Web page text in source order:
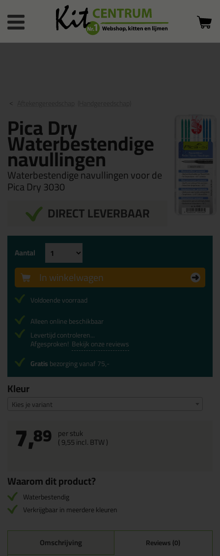
in winkelwagen
Bestelstatus
of inloggen
Aftekengereedschap
Pica Dry
Waterbestendige
navullingen
Waterbestendige navullingen voor de
Pica Dry 3030
DIRECT LEVERBAAR
Kleur
Kies je variant
7,89 per stuk
(9,55incl. BTW )
Aantal
In winkelwagen
Voldoende voorraad
Alleen online beschikbaar
Levertijd controleren...
Afgesproken! Bekijk onze reviews
Gratisbezorging vanaf 75,-
Waarom dit product?
Waterbestendig
Verkrijgbaar in meerdere kleuren
Omschrijving Reviews (0)